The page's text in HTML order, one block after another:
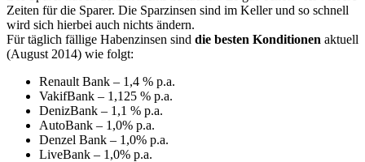
Zeiten für die Sparer. Die Sparzinsen sind im Keller und so schnell
wird sich hierbei auch nichts ändern.
Für täglich fällige Habenzinsen sind die besten Konditionen aktuell
(August 2014) wie folgt:
Renault Bank – 1,4 % p.a.
VakifBank – 1,125 % p.a.
DenizBank – 1,1 % p.a.
AutoBank – 1,0% p.a.
Denzel Bank – 1,0% p.a.
LiveBank – 1,0% p.a.